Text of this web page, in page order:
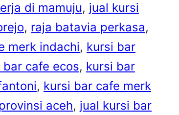
di mamuju, jual kursi
, raja batavia perkasa
merk indachi, kursi bar
bar cafe ecos, kursi bar
, kursi bar cafe merk
aceh, jual kursi bar